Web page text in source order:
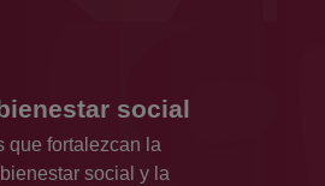
social
que fortalezcan la
social y la